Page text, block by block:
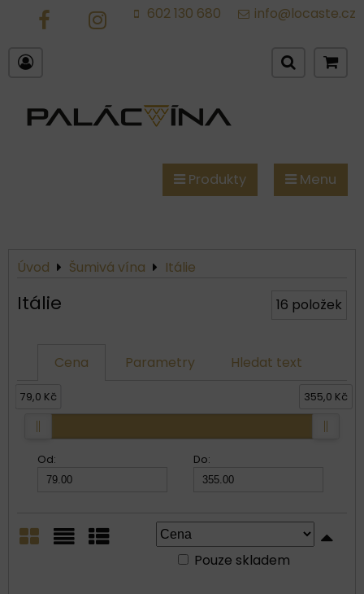
IG
602 130 680 info@locaste.cz
Produkty Menu
Úvod Šumivá vína Itálie
Itálie 16 položek
Cena Parametry Hledat text
Od: Do:
79,0 Kč 355,0 Kč
Pouze skladem